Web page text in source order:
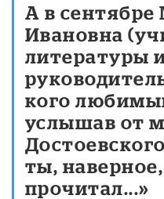
А в сентябре
Ивановна
литературы
кого
услышав от
ты, наверное,
прочитал...»